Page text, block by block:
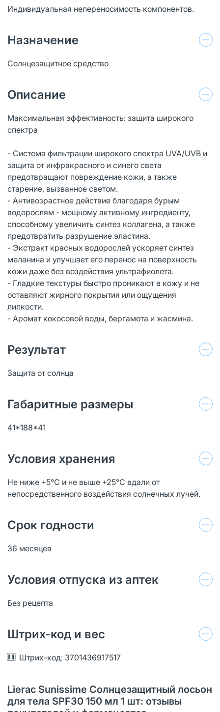
Индивидуальная непереносимость компонентов.
Назначение
Солнцезащитное средство
Описание
Максимальная эффективность: защита широкого
спектра
- Система фильтрации широкого спектра UVA/UVB и
защита от инфракрасного и синего света
предотвращают повреждение кожи, а также
старение, вызванное светом.
- Антивозрастное действие благодаря бурым
водорослям - мощному активному ингредиенту,
способному увеличить синтез коллагена, а также
предотвратить разрушение эластина.
- Экстракт красных водорослей ускоряет синтез
меланина и улучшает его перенос на поверхность
кожи даже без воздействия ультрафиолета.
- Гладкие текстуры быстро проникают в кожу и не
оставляют жирного покрытия или ощущения
липкости.
- Аромат кокосовой воды, бергамота и жасмина.
Результат
Защита от солнца
Габаритные размеры
41*188*41
Условия хранения
Не ниже +5°C и не выше +25°C вдали от
непосредственного воздействия солнечных лучей.
Срок годности
36 месяцев
Условия отпуска из аптек
Без рецепта
Штрих-код и вес
Штрих-код: 3701436917517
Lierac Sunissime Солнцезащитный лосьон
для тела SPF30 150 мл 1 шт: отзывы